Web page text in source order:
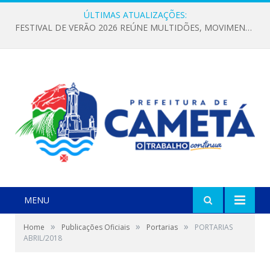
ÚLTIMAS ATUALIZAÇÕES:
FESTIVAL DE VERÃO 2026 REÚNE MULTIDÕES, MOVIMENTA A ECONOMIA E FORTALECE A CULTURA LOCAL
MENU
Home » Publicações Oficiais » Portarias »
PORTARIAS
ABRIL/2018